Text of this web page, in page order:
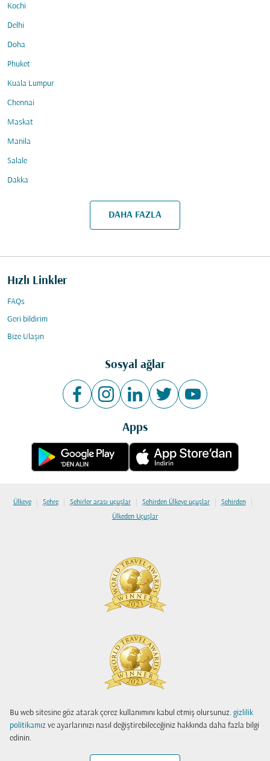
Bu web sitesine göz atarak çerez kullanımını kabul etmiş olursunuz. gizlilik
politikamız ve ayarlarınızı nasıl değiştirebileceğiniz hakkında daha fazla bilgi
edinin.
Kochi
Delhi
Doha
Phuket
Kuala Lumpur
Chennai
Maskat
Manila
Salale
Dakka
DAHA FAZLA
Hızlı Linkler
FAQs
Geri bildirim
Bize Ulaşın
Sosyal ağlar
Apps
Ülkeye | Şehre | Şehirler arası uçuşlar | Şehirden Ülkeye uçuşlar | Şehirden |
Ülkeden Uçuşlar